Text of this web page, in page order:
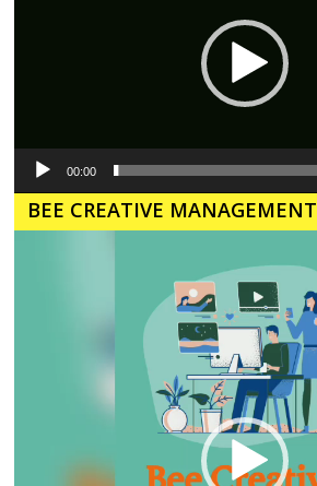
00:00
BEE CREATIVE MANAGEMENT